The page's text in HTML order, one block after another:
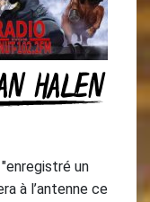
HALEN
un
à l’antenne ce